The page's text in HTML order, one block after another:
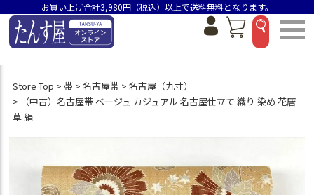
お買い上げ合計3,980円（税込）以上で送料無料となります。
Store Top 帯 名古屋帯
名古屋（九寸）
（中古）名古屋帯 ベージュ カジュアル 名古屋仕立て 織り 染め 花唐
草 絹